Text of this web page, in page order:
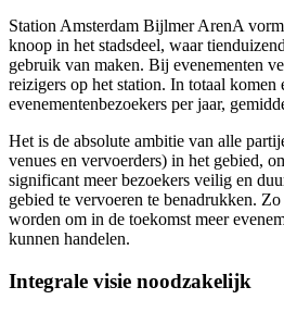
Station Amsterdam Bijlmer ArenA
knoop in het stadsdeel, waar
gebruik van maken. Bij evenementen
reizigers op het station. In totaal komen
evenementenbezoekers per jaar,
Het is de absolute ambitie van alle
venues en vervoerders) in het gebied,
significant meer bezoekers veilig en
gebied te vervoeren te benadrukken.
worden om in de toekomst meer
kunnen handelen.
Integrale visie noodzakelijk